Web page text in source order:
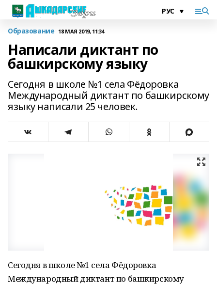
Образование 18 МАЯ 2019, 11:34
Написали диктант по
башкирскому языку
Сегодня в школе №1 села Фёдоровка
Международный диктант по башкирскому
языку написали 25 человек.
Сегодня в школе №1 села Фёдоровка
Международный диктант по башкирскому